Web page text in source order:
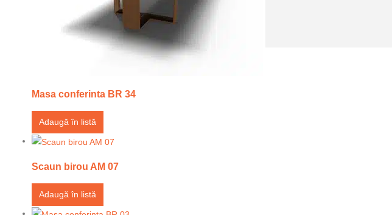
Masa conferinta BR 34
Adaugă în listă
Scaun birou AM 07
Adaugă în listă